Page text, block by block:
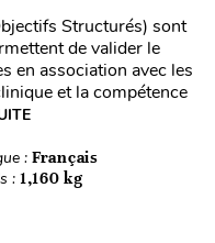
Structurés) sont
de valider le
en association avec les
et la compétence
: Français
: 1,160 kg